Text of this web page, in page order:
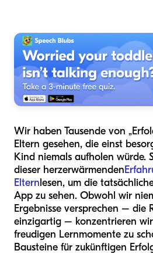
Wir haben Tausende von
Eltern gesehen, die einst
Kind niemals aufholen würde.
dieser herzerwärmenden
Elternlesen, um die
App zu sehen. Obwohl wir
Ergebnisse versprechen – die
einzigartig – konzentrieren
freudigen Lernmomente zu
Bausteine für zukünftigen